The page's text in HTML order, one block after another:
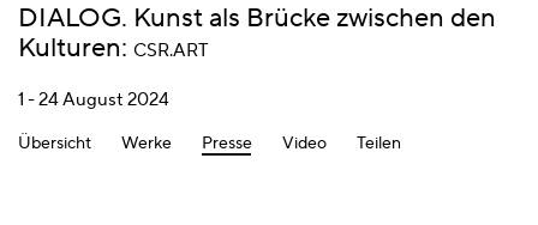
DIALOG. Kunst als Brücke zwischen den
Kulturen: CSR.ART
1 - 24 August 2024
Übersicht Werke Presse Video Teilen